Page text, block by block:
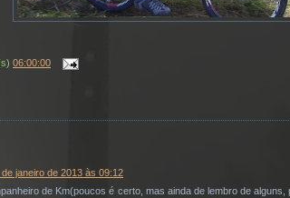
06:00:00
de janeiro de 2013 às 09:12
de Km(poucos é certo, mas ainda de lembro de